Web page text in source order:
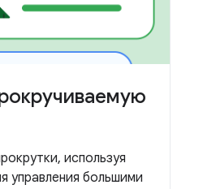
используя
управления большими